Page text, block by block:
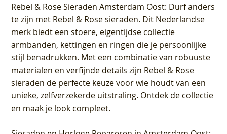
Rebel & Rose Sieraden Amsterdam Oost: Durf anders
te zijn met Rebel & Rose sieraden. Dit Nederlandse
merk biedt een stoere, eigentijdse collectie
armbanden, kettingen en ringen die je persoonlijke
stijl benadrukken. Met een combinatie van robuuste
materialen en verfijnde details zijn Rebel & Rose
sieraden de perfecte keuze voor wie houdt van een
unieke, zelfverzekerde uitstraling. Ontdek de collectie
en maak je look compleet.